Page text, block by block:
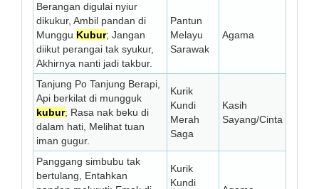
Berangan digulai nyiur
dikukur, Ambil pandan di
Munggu Kubur; Jangan
diikut perangai tak syukur,
Akhirnya nanti jadi takbur.
Pantun
Melayu
Sarawak
Agama
Tanjung Po Tanjung Berapi,
Api berkilat di mungguk
kubur; Rasa nak beku di
dalam hati, Melihat tuan
iman gugur.
Kurik
Kundi
Merah
Saga
Kasih
Sayang/Cinta
Panggang simbubu tak
bertulang, Entahkan
Kurik
Kundi